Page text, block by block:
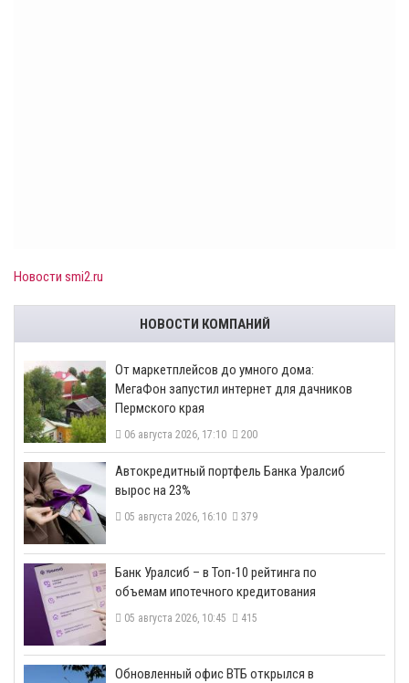
Новости smi2.ru
НОВОСТИ КОМПАНИЙ
От маркетплейсов до умного дома:
МегаФон запустил интернет для дачников
Пермского края
06 августа 2026, 17:10 200
​Автокредитный портфель Банка Уралсиб
вырос на 23%
05 августа 2026, 16:10 379
​Банк Уралсиб – в Топ-10 рейтинга по
объемам ипотечного кредитования
05 августа 2026, 10:45 415
​Обновленный офис ВТБ открылся в